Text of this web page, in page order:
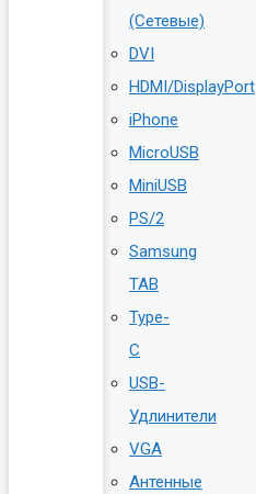
(Сетевые)
DVI
HDMI/DisplayPort
iPhone
MicroUSB
MiniUSB
PS/2
Samsung
TAB
Type-
C
USB-
Удлинители
VGA
Антенные